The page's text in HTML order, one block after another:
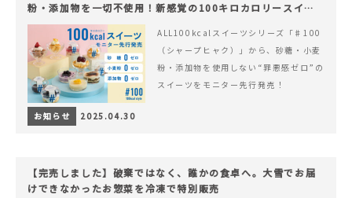
粉・添加物を一切不使用！新感覚の100キロカロリースイー
ツでヘルシーライフを。
ALL100kcalスイーツシリーズ「♯100
（シャープヒャク）」から、砂糖・小麦
粉・添加物を使用しない“罪悪感ゼロ”の
スイーツをモニター先行発売！
お知らせ 2025.04.30
【完売しました】破棄ではなく、誰かの食卓へ。大雪でお届
けできなかったお惣菜を冷凍で特別販売